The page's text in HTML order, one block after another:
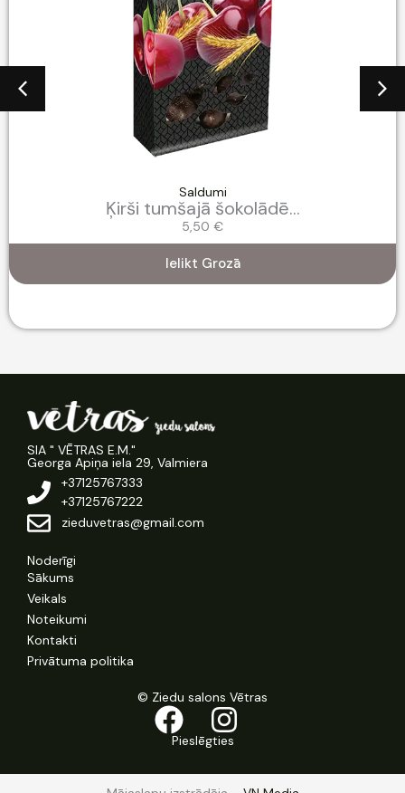
Saldumi
Ķirši tumšajā šokolādē...
5,50 €
Ielikt Grozā
SIA " VĒTRAS E.M."
Georga Apiņa iela 29, Valmiera
+37125767333
+37125767222
zieduvetras@gmail.com
Noderīgi
Sākums
Veikals
Noteikumi
Kontakti
Privātuma politika
© Ziedu salons Vētras
Pieslēgties